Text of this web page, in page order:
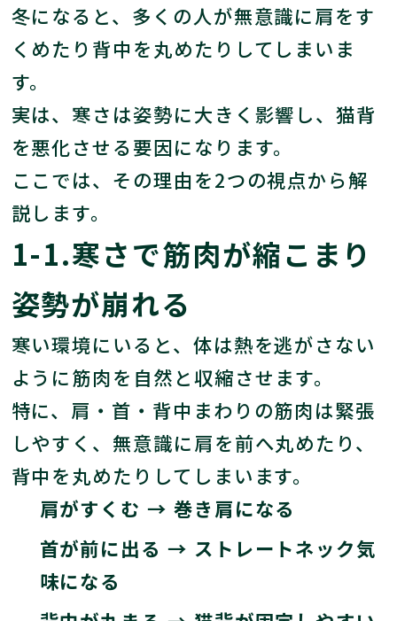
冬になると、多くの人が無意識に肩をす
くめたり背中を丸めたりしてしまいま
す。
実は、寒さは姿勢に大きく影響し、猫背
を悪化させる要因になります。
ここでは、その理由を2つの視点から解
説します。
1-1.寒さで筋肉が縮こまり
姿勢が崩れる
寒い環境にいると、体は熱を逃がさない
ように筋肉を自然と収縮させます。
特に、肩・首・背中まわりの筋肉は緊張
しやすく、無意識に肩を前へ丸めたり、
背中を丸めたりしてしまいます。
肩がすくむ → 巻き肩になる
首が前に出る → ストレートネック気
味になる